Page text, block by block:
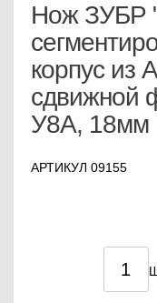
Нож ЗУБР
корпус из
сдвижной
У8А, 18мм
АРТИКУЛ 09155